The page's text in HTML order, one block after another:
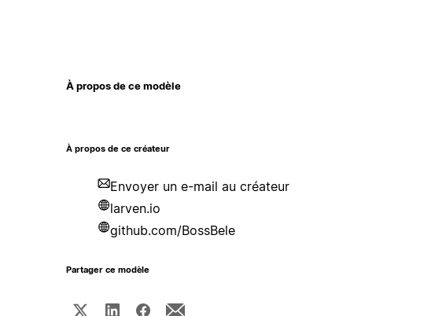
À propos de ce modèle
À propos de ce créateur
Envoyer un e-mail au créateur
larven.io
github.com/BossBele
Partager ce modèle